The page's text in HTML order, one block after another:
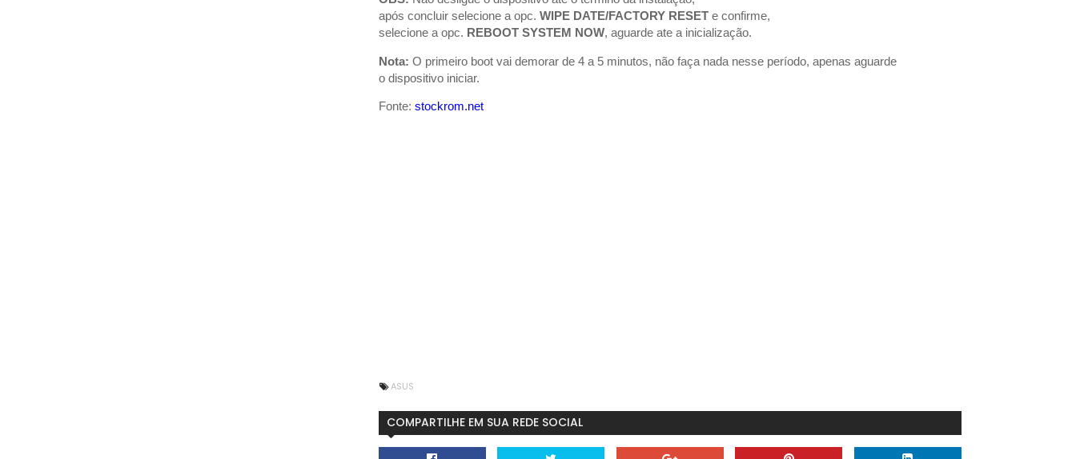
após concluir selecione a opc. WIPE DATE/FACTORY RESET e confirme,
selecione a opc. REBOOT SYSTEM NOW, aguarde ate a inicialização.
Nota: O primeiro boot vai demorar de 4 a 5 minutos, não faça nada nesse período, apenas aguarde
o dispositivo iniciar.
Fonte: stockrom.net
ASUS
COMPARTILHE EM SUA REDE SOCIAL